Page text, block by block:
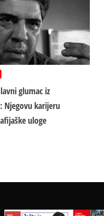
glumac iz
Njegovu karijeru
uloge